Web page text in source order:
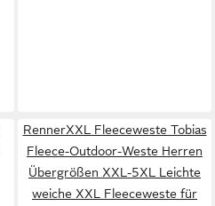
RennerXXL Fleeceweste Tobias
Fleece-Outdoor-Weste Herren
Übergrößen XXL-5XL Leichte
weiche XXL Fleeceweste für